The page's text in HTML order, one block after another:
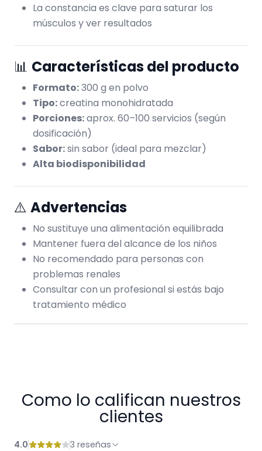
La constancia es clave para saturar los
músculos y ver resultados
📊 Características del producto
Formato:300 g en polvo
Tipo:creatina monohidratada
Porciones:aprox. 60–100 servicios (según
dosificación)
Sabor:sin sabor (ideal para mezclar)
Alta biodisponibilidad
⚠️ Advertencias
No sustituye una alimentación equilibrada
Mantener fuera del alcance de los niños
No recomendado para personas con
problemas renales
Consultar con un profesional si estás bajo
tratamiento médico
Como lo califican nuestros
clientes
4.0
3 reseñas